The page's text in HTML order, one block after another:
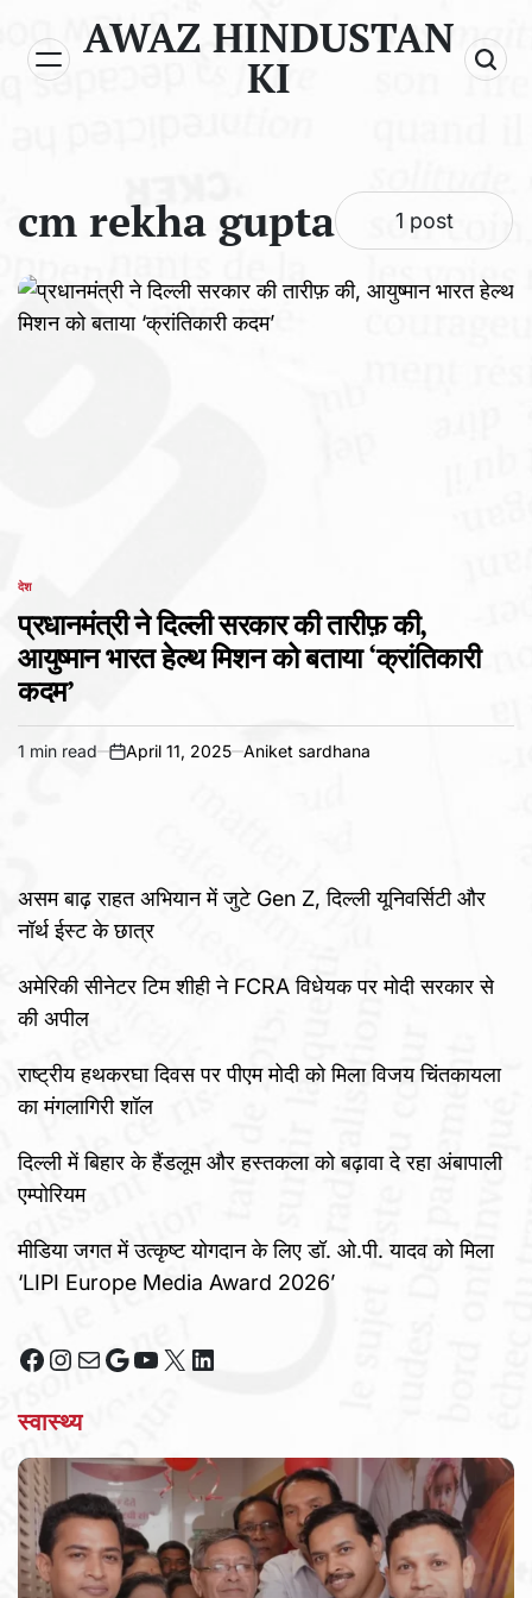
content
AWAZ HINDUSTAN
KI
cm rekha gupta 1 post
POSTED
देश
प्रधानमंत्री ने दिल्ली सरकार की तारीफ़ की,
आयुष्मान भारत हेल्थ मिशन को बताया ‘क्रांतिकारी
कदम’
Estimated
1 min read
on
April 11, 2025 Aniket sardhana
असम बाढ़ राहत अभियान में जुटे Gen Z, दिल्ली यूनिवर्सिटी और
नॉर्थ ईस्ट के छात्र
अमेरिकी सीनेटर टिम शीही ने FCRA विधेयक पर मोदी सरकार से
की अपील
राष्ट्रीय हथकरघा दिवस पर पीएम मोदी को मिला विजय चिंतकायला
का मंगलागिरी शॉल
दिल्ली में बिहार के हैंडलूम और हस्तकला को बढ़ावा दे रहा अंबापाली
एम्पोरियम
मीडिया जगत में उत्कृष्ट योगदान के लिए डॉ. ओ.पी. यादव को मिला
‘LIPI Europe Media Award 2026’
Facebook
Instagram
MailGoogle
YouTube
X LinkedIn
स्वास्थ्य